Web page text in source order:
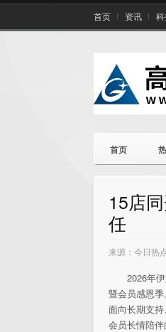
首页 资讯
首页
15店
任
来源：今日热
2026年
暨会员感恩
面向长期支
会员长情陪